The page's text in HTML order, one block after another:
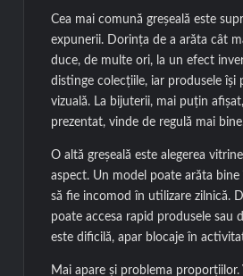
Cea mai comună greșeală este
expunerii. Dorința de a arăta cât
duce, de multe ori, la un efect
distinge colecțiile, iar produsele își
vizuală. La bijuterii, mai puțin
prezentat, vinde de regulă mai
O altă greșeală este alegerea
aspect. Un model poate arăta
să fie incomod în utilizare zilnică.
poate accesa rapid produsele sau
este dificilă, apar blocaje în
Mai apare și problema proporțiilor.